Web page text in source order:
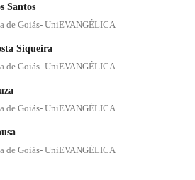
Santos
de Goiás- UniEVANGÉLICA
Siqueira
de Goiás- UniEVANGÉLICA
de Goiás- UniEVANGÉLICA
de Goiás- UniEVANGÉLICA